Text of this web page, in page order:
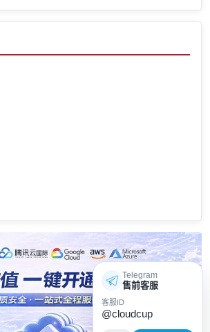
Telegram
售前客服
客服ID
@cloudcup